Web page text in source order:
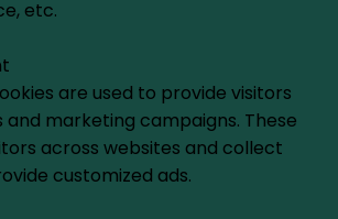
etc.
are used to provide visitors
marketing campaigns. These
across websites and collect
customized ads.